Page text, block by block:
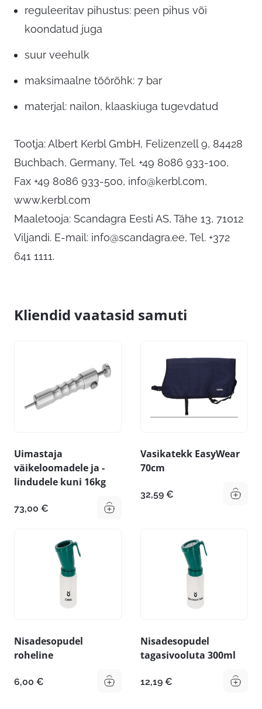
reguleeritav pihustus: peen pihus või
koondatud juga
suur veehulk
maksimaalne töörõhk: 7 bar
materjal: nailon, klaaskiuga tugevdatud
Tootja: Albert Kerbl GmbH, Felizenzell 9, 84428
Buchbach, Germany, Tel. +49 8086 933-100,
Fax +49 8086 933-500, info@kerbl.com,
www.kerbl.com
Maaletooja: Scandagra Eesti AS, Tähe 13, 71012
Viljandi. E-mail: info@scandagra.ee, Tel. +372
641 1111.
Kliendid vaatasid samuti
Uimastaja
väikeloomadele ja -
lindudele kuni 16kg
73,00 €
Vasikatekk EasyWear
70cm
32,59 €
Nisadesopudel
roheline
6,00 €
Nisadesopudel
tagasivooluta 300ml
12,19 €